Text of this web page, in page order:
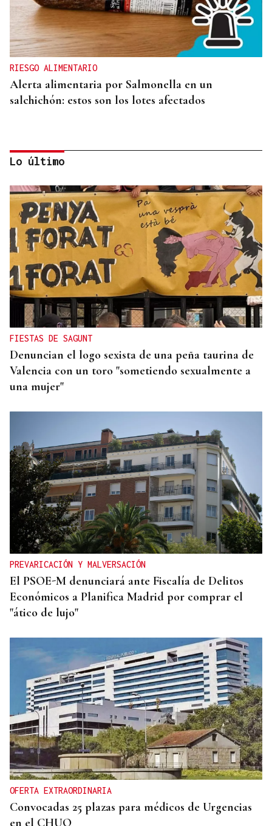
RIESGO ALIMENTARIO
Alerta alimentaria por Salmonella en un
salchichón: estos son los lotes afectados
CAUSA DE ALERGIA GRAVE
Picaduras de avispas y abejas: cuándo una reacción
puede poner en riesgo tu vida
Lo último
FIESTAS DE SAGUNT
Denuncian el logo sexista de una peña taurina de
Valencia con un toro "sometiendo sexualmente a
una mujer"
PREVARICACIÓN Y MALVERSACIÓN
El PSOE-M denunciará ante Fiscalía de Delitos
Económicos a Planifica Madrid por comprar el
"ático de lujo"
OFERTA EXTRAORDINARIA
Convocadas 25 plazas para médicos de Urgencias